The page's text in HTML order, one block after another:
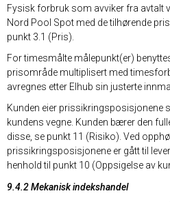
Fysisk forbruk som avviker fra avtalt
Nord Pool Spot med de tilhørende
punkt 3.1 (Pris).
For timesmålte målepunkt(er)
prisområde multiplisert med
avregnes etter Elhub sin justerte
Kunden eier prissikringsposisjonene
kundens vegne. Kunden bærer den
disse, se punkt 11 (Risiko). Ved
prissikringsposisjonene er gått til
henhold til punkt 10 (Oppsigelse av
9.4.2 Mekanisk indekshandel